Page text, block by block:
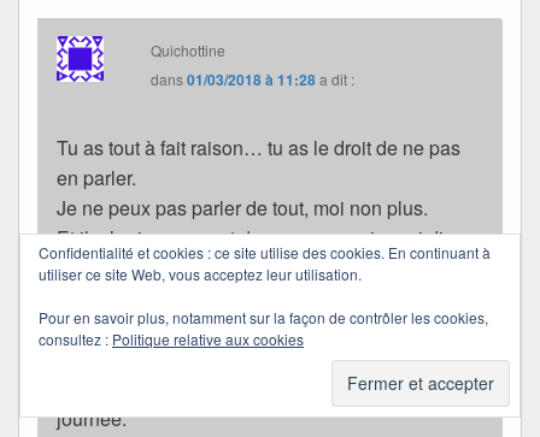
Quichottine
dans01/03/2018 à 11:28a dit :
Tu as tout à fait raison… tu as le droit de ne pas
en parler.
Je ne peux pas parler de tout, moi non plus.
Et il m’arrive souvent de ne pas savoir quoi dire
devant telle ou telle page que je lis.
parmi tes livres préférés… j’en suis infiniment
heureuse.
Merci pour ce partage, Manou. Passe une douce
journée.
Confidentialité et cookies : ce site utilise des cookies. En continuant à
utiliser ce site Web, vous acceptez leur utilisation.
Pour en savoir plus, notamment sur la façon de contrôler les cookies,
consultez : Politique relative aux cookies